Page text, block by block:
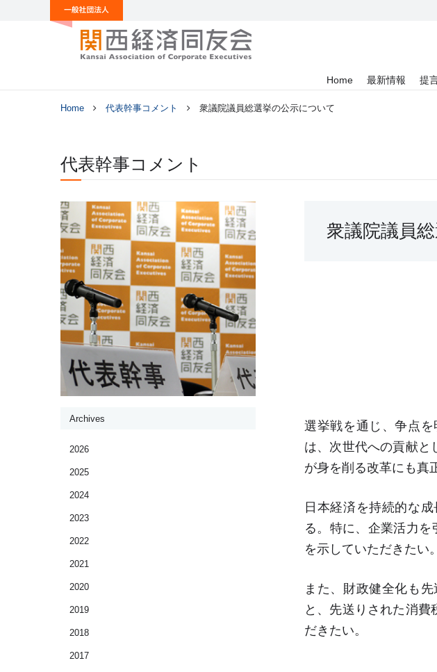
Home 最新情報 提
Home 代表幹事コメント 衆議院議員総選挙の公示について
代表幹事コメント
衆議院議員
選挙戦を通じ、争点
は、次世代への貢献と
が身を削る改革にも真
日本経済を持続的な
る。特に、企業活力を
を示していただきたい。
また、財政健全化も
と、先送りされた消
だきたい。
Archives
2026
2025
2024
2023
2022
2021
2020
2019
2018
2017